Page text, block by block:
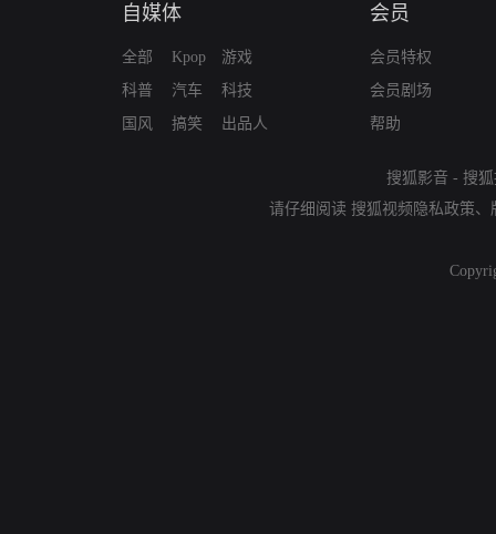
自媒体
全部
科普
国风
Kpop
汽车
搞笑
游戏
科技
出品人
会员
会员特权
会员剧场
帮助
搜狐影音 - 搜
请仔细阅读 搜狐视频隐私政策、